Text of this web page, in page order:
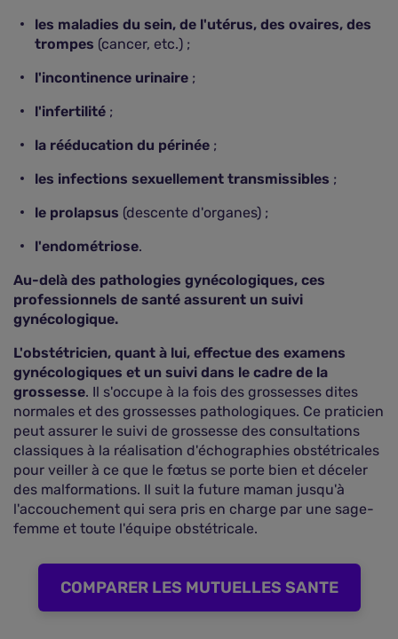
les maladies du sein, de l'utérus, des ovaires, des
trompes (cancer, etc.) ;
l'incontinence urinaire ;
l'infertilité ;
la rééducation du périnée ;
les infections sexuellement transmissibles ;
le prolapsus (descente d'organes) ;
l'endométriose.
Au-delà des pathologies gynécologiques, ces
professionnels de santé assurent un suivi
gynécologique.
L'obstétricien, quant à lui, effectue des examens
gynécologiques et un suivi dans le cadre de la
grossesse. Il s'occupe à la fois des grossesses dites
normales et des grossesses pathologiques. Ce praticien
peut assurer le suivi de grossesse des consultations
classiques à la réalisation d'échographies obstétricales
pour veiller à ce que le fœtus se porte bien et déceler
des malformations. Il suit la future maman jusqu'à
l'accouchement qui sera pris en charge par une sage-
femme et toute l'équipe obstétricale.
COMPARER LES MUTUELLES SANTE